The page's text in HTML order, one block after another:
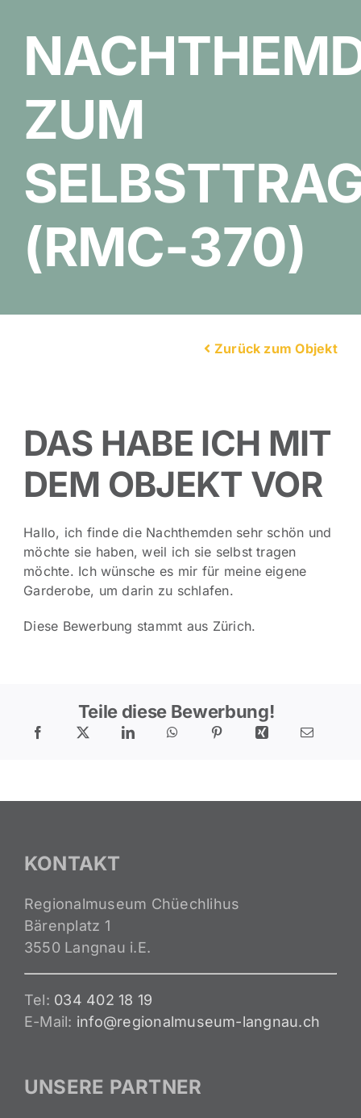
ZUM
(RMC-370)
Zurück zum Objekt
DAS HABE ICH MIT
DEM OBJEKT VOR
Hallo, ich finde die Nachthemden sehr schön und
möchte sie haben, weil ich sie selbst tragen
möchte. Ich wünsche es mir für meine eigene
Garderobe, um darin zu schlafen.
Diese Bewerbung stammt aus Zürich.
Teile diese Bewerbung!
KONTAKT
Regionalmuseum Chüechlihus
Bärenplatz 1
3550 Langnau i.E.
Tel: 034 402 18 19
E-Mail: info@regionalmuseum-langnau.ch
UNSERE PARTNER